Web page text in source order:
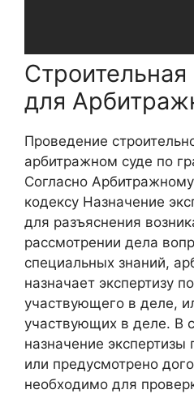
Строительная
для
Проведение
арбитражном суде по
Согласно
кодексу Назначение
для разъяснения
рассмотрении дела
специальных знаний,
назначает экспертизу
участвующего в деле,
участвующих в деле. В
назначение
или предусмотрено
необходимо для